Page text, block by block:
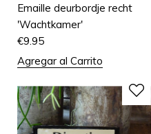
Emaille deurbordje recht
'Wachtkamer'
€9.95
Agregar al Carrito